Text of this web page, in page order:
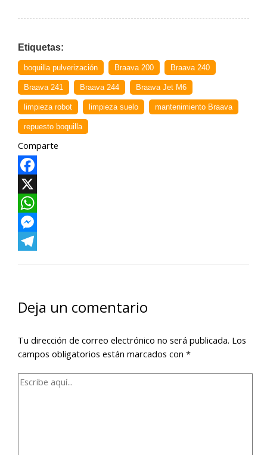
Etiquetas:
boquilla pulverización Braava 200 Braava 240
Braava 241 Braava 244 Braava Jet M6
limpieza robot limpieza suelo mantenimiento Braava
repuesto boquilla
Comparte
Facebook
X
WhatsApp
Messenger
Deja un comentario
Tu dirección de correo electrónico no será publicada. Los
campos obligatorios están marcados con*